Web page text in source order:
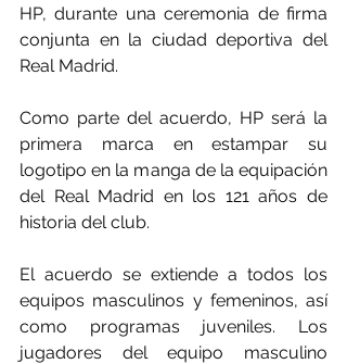
HP, durante una ceremonia de firma
conjunta en la ciudad deportiva del
Real Madrid.
Como parte del acuerdo, HP será la
primera marca en estampar su
logotipo en la manga de la equipación
del Real Madrid en los 121 años de
historia del club.
El acuerdo se extiende a todos los
equipos masculinos y femeninos, así
como programas juveniles. Los
jugadores del equipo masculino